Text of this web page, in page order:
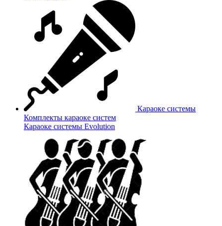
Караоке системы
Комплекты караоке систем
Караоке системы Evolution